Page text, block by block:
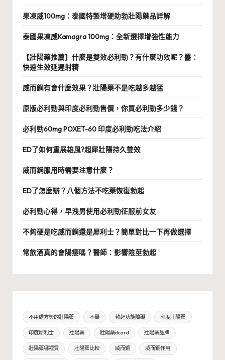
果凍威100mg：泰國特製增硬助勃壯陽藥品詳解
泰國果凍威Kamagra 100mg：全新選擇增強性能力
【壯陽藥推薦】什麼是雙效必利勁？有什麼功效呢？醫：
快速生效延遲射精
威而鋼有會什麼效果？壯陽藥不是吃越多越猛
原版必利勁與印度必利勁售價，你買必利勁多少錢？
必利勁60mg POXET-60 印度必利勁吃法介紹
ED了如何重展雄風?超犀壯陽持久雙效
威而鋼服用時需要注意什麼？
ED了怎麼辦？八個方法不吃藥恢復勃起
必利勁心得，早洩男使用必利勁征服前女友
不夠硬是吃威而鋼還是犀利士？簡單對比一下再做選擇
常飲酒真的會陽痿嗎？醫師：影響陰莖勃起
不用處方簽的壯陽藥 不舉 勃起功能障礙 印度壯陽藥
印度犀利士 壯陽藥 壯陽藥dcard 壯陽藥品牌
壯陽藥哪裡買 壯陽藥比較 威而鋼 威而鋼作用